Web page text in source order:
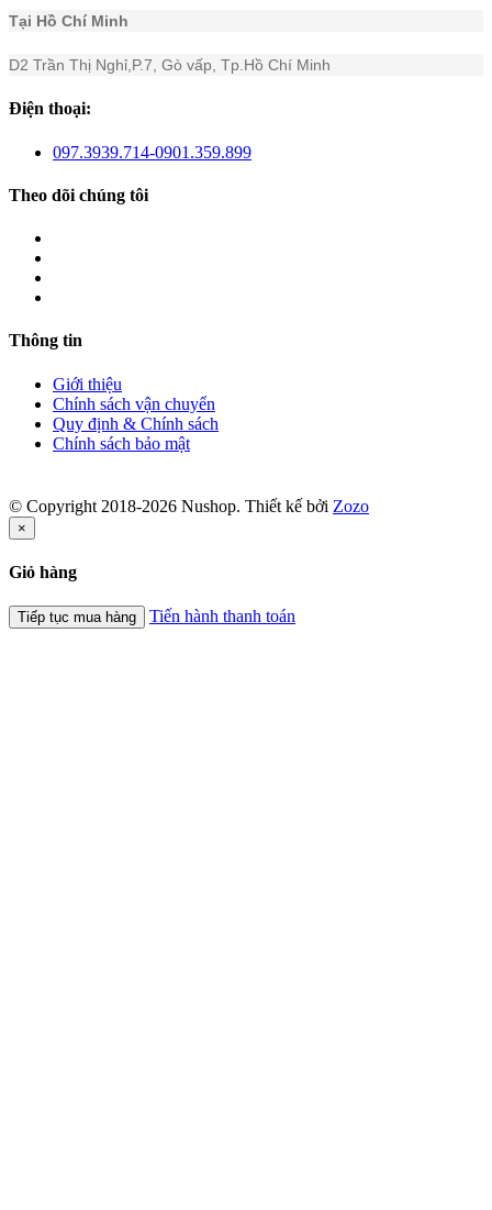
Tại Hồ Chí Minh
D2 Trần Thị Nghỉ,P.7, Gò vấp, Tp.Hồ Chí Minh
Điện thoại:
097.3939.714-0901.359.899
Theo dõi chúng tôi
Thông tin
Giới thiệu
Chính sách vận chuyển
Quy định & Chính sách
Chính sách bảo mật
© Copyright 2018-2026 Nushop. Thiết kế bởi Zozo
×
Giỏ hàng
Tiếp tục mua hàng Tiến hành thanh toán